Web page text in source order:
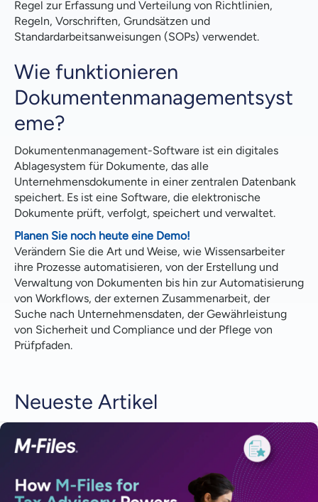
Regel zur Erfassung und Verteilung von Richtlinien,
Regeln, Vorschriften, Grundsätzen und
Standardarbeitsanweisungen (SOPs) verwendet.
Wie funktionieren
Dokumentenmanagementsyst
eme?
Dokumentenmanagement-Software ist ein digitales
Ablagesystem für Dokumente, das alle
Unternehmensdokumente in einer zentralen Datenbank
speichert. Es ist eine Software, die elektronische
Dokumente prüft, verfolgt, speichert und verwaltet.
Planen Sie noch heute eine Demo!
Verändern Sie die Art und Weise, wie Wissensarbeiter
ihre Prozesse automatisieren, von der Erstellung und
Verwaltung von Dokumenten bis hin zur Automatisierung
von Workflows, der externen Zusammenarbeit, der
Suche nach Unternehmensdaten, der Gewährleistung
von Sicherheit und Compliance und der Pflege von
Prüfpfaden.
Neueste Artikel